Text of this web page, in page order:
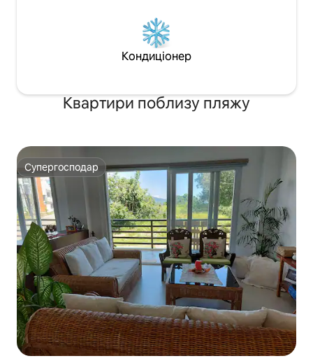
Кондиціонер
Квартири поблизу пляжу
Супергосподар
Супергосподар